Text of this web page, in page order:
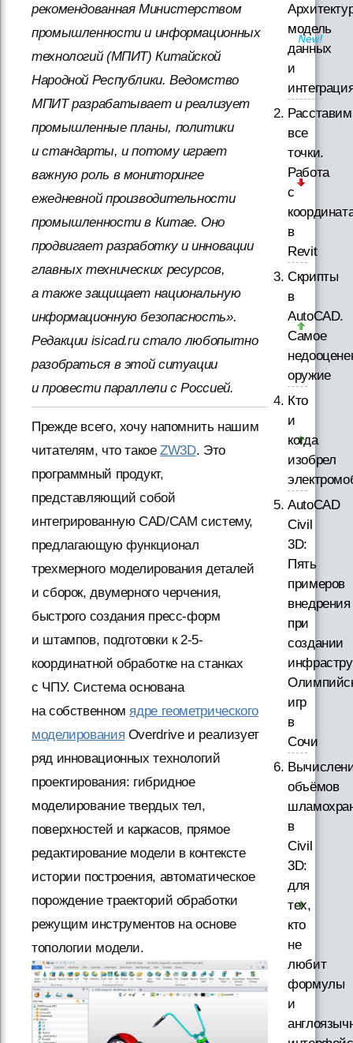
рекомендованная Министерством
промышленности и информационных
технологий (МПИТ) Китайской
Народной Республики. Ведомство
МПИТ разрабатывает и реализует
промышленные планы, политики
и стандарты, и потому играет
важную роль в мониторинге
ежедневной производительности
промышленности в Китае. Оно
продвигает разработку и инновации
главных технических ресурсов,
а также защищает национальную
информационную безопасность».
Редакции isicad.ru стало любопытно
разобраться в этой ситуации
и провести параллели с Россией.
Прежде всего, хочу напомнить нашим
читателям, что такоеZW3D. Это
программный продукт,
представляющий собой
интегрированную CAD/CAM систему,
предлагающую функционал
трехмерного моделирования деталей
и сборок, двумерного черчения,
быстрого создания пресс-форм
и штампов, подготовки к 2-5-
координатной обработке на станках
с ЧПУ. Система основана
на собственномядре геометрического
моделирования Overdrive и реализует
ряд инновационных технологий
проектирования: гибридное
моделирование твердых тел,
поверхностей и каркасов, прямое
редактирование модели в контексте
истории построения, автоматическое
порождение траекторий обработки
режущим инструментов на основе
топологии модели.
модель
данных
и
Расставим
все
точки.
Работа
с
в
Revit
Скрипты
в
AutoCAD.
Самое
оружие
Кто
и
когда
изобрел
AutoCAD
Civil
3D:
Пять
примеров
внедрения
при
создании
игр
в
Сочи
объёмов
в
Civil
3D:
для
тех,
кто
не
любит
формулы
и